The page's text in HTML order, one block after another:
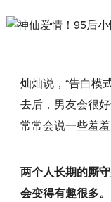
灿灿说，“告白模
去后，男友会很
常常会说一些羞
两个人长期的厮
会变得有趣很多。